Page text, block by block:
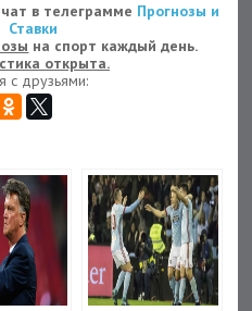
в телеграмме Прогнозы и
Ставки
на спорт каждый день.
открыта.
с друзьями: